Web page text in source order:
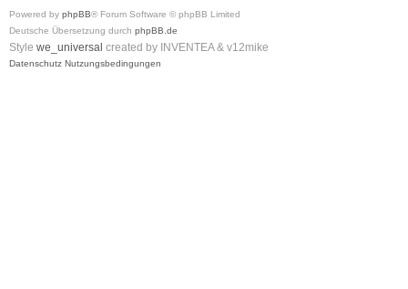
Powered by phpBB® Forum Software © phpBB Limited
Deutsche Übersetzung durch phpBB.de
Style we_universal created by INVENTEA & v12mike
Datenschutz Nutzungsbedingungen